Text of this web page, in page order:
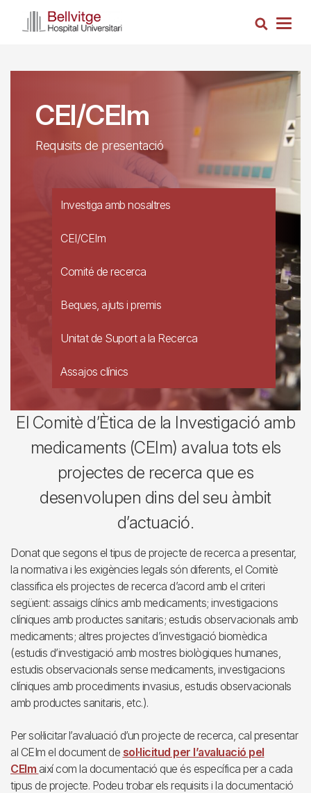
Cerca
CEI/CEIm
Requisits de presentació
Investiga amb nosaltres
CEI/CEIm
Comité de recerca
Beques, ajuts i premis
Unitat de Suport a la Recerca
Assajos clínics
El Comitè d’Ètica de la Investigació amb
medicaments (CEIm) avalua tots els
projectes de recerca que es
desenvolupen dins del seu àmbit
d’actuació.
Donat que segons el tipus de projecte de recerca a presentar,
la normativa i les exigències legals són diferents, el Comitè
classifica els projectes de recerca d’acord amb el criteri
següent: assaigs clínics amb medicaments; investigacions
clíniques amb productes sanitaris; estudis observacionals amb
medicaments; altres projectes d’investigació biomèdica
(estudis d’investigació amb mostres biològiques humanes,
estudis observacionals sense medicaments, investigacions
clíniques amb procediments invasius, estudis observacionals
amb productes sanitaris, etc.).
Per sol·licitar l’avaluació d’un projecte de recerca, cal presentar
al CEIm el document de sol·licitud per l’avaluació pel
CEIm així com la documentació que és específica per a cada
tipus de projecte. Podeu trobar els requisits i la documentació